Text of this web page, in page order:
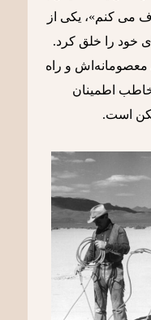
می کنم»، یکی از
خود را خلق کرد.
معصومانه‌اش و راه‌
اطمینان
است.